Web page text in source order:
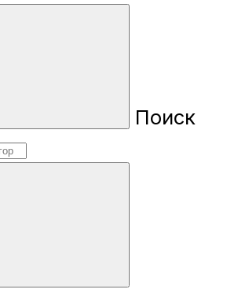
Поиск